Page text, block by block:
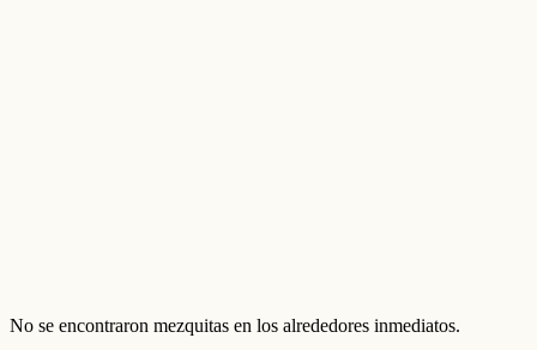
No se encontraron mezquitas en los alrededores inmediatos.